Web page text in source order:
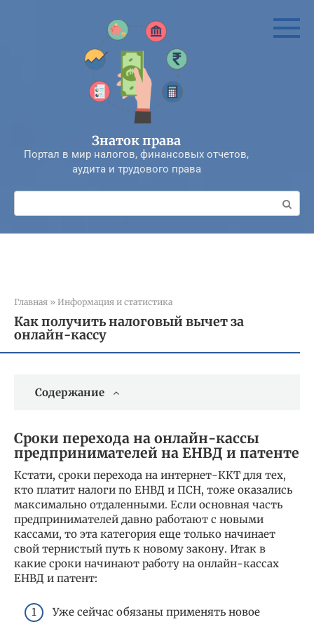
Знаток права
Портал в мир налогов, финансовых отчетов,
аудита и трудового права
Поиск:
Главная » Информация и статистика
Как получить налоговый вычет за
онлайн-кассу
Содержание
Сроки перехода на онлайн-кассы
предпринимателей на ЕНВД и патенте
Кстати, сроки перехода на интернет-ККТ для тех,
кто платит налоги по ЕНВД и ПСН, тоже оказались
максимально отдаленными. Если основная часть
предпринимателей давно работают с новыми
кассами, то эта категория еще только начинает
свой тернистый путь к новому закону. Итак в
какие сроки начинают работу на онлайн-кассах
ЕНВД и патент:
Уже сейчас обязаны применять новое